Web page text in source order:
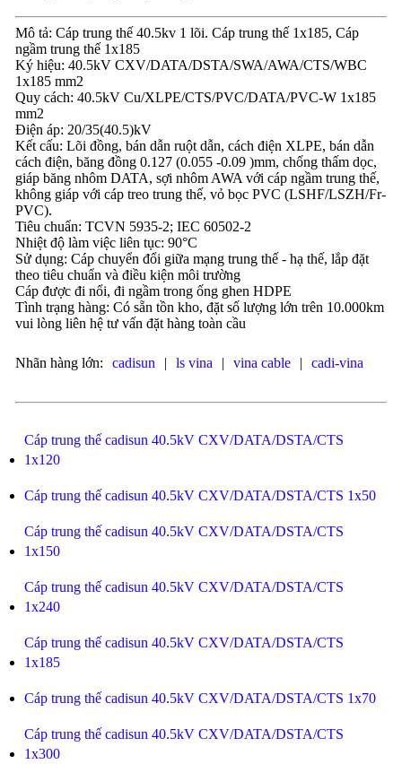
Mô tả: Cáp trung thế 40.5kv 1 lõi. Cáp trung thế 1x185, Cáp
ngầm trung thế 1x185
Ký hiệu: 40.5kV CXV/DATA/DSTA/SWA/AWA/CTS/WBC
1x185 mm2
Quy cách: 40.5kV Cu/XLPE/CTS/PVC/DATA/PVC-W 1x185
mm2
Điện áp: 20/35(40.5)kV
Kết cấu: Lõi đồng, bán dẫn ruột dẫn, cách điện XLPE, bán dẫn
cách điện, băng đồng 0.127 (0.055 -0.09 )mm, chống thấm dọc,
giáp băng nhôm DATA, sợi nhôm AWA với cáp ngầm trung thế,
không giáp với cáp treo trung thế, vỏ bọc PVC (LSHF/LSZH/Fr-
PVC).
Tiêu chuẩn: TCVN 5935-2; IEC 60502-2
Nhiệt độ làm việc liên tục: 90°C
Sử dụng: Cáp chuyển đổi giữa mạng trung thế - hạ thế, lắp đặt
theo tiêu chuẩn và điều kiện môi trường
Cáp được đi nổi, đi ngầm trong ống ghen HDPE
Tình trạng hàng: Có sẵn tồn kho, đặt số lượng lớn trên 10.000km
vui lòng liên hệ tư vấn đặt hàng toàn cầu
Nhãn hàng lớn: cadisun | ls vina | vina cable | cadi-vina
Cáp trung thế cadisun 40.5kV CXV/DATA/DSTA/CTS
1x120
Cáp trung thế cadisun 40.5kV CXV/DATA/DSTA/CTS 1x50
Cáp trung thế cadisun 40.5kV CXV/DATA/DSTA/CTS
1x150
Cáp trung thế cadisun 40.5kV CXV/DATA/DSTA/CTS
1x240
Cáp trung thế cadisun 40.5kV CXV/DATA/DSTA/CTS
1x185
Cáp trung thế cadisun 40.5kV CXV/DATA/DSTA/CTS 1x70
Cáp trung thế cadisun 40.5kV CXV/DATA/DSTA/CTS
1x300